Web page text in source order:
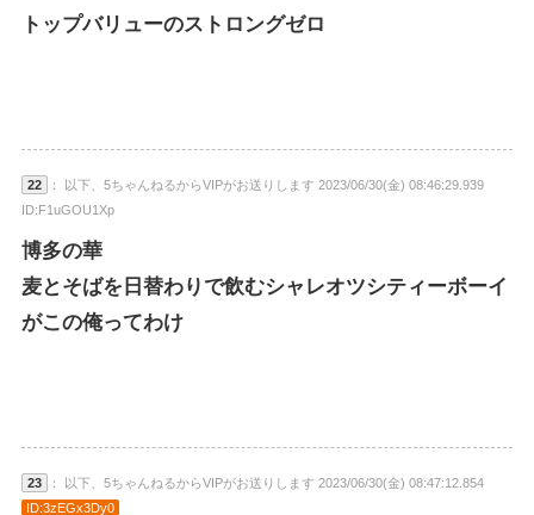
トップバリューのストロングゼロ
22
： 以下、5ちゃんねるからVIPがお送りします 2023/06/30(金) 08:46:29.939
ID:F1uGOU1Xp
博多の華
麦とそばを日替わりで飲むシャレオツシティーボーイ
がこの俺ってわけ
23
： 以下、5ちゃんねるからVIPがお送りします 2023/06/30(金) 08:47:12.854
ID:3zEGx3Dy0